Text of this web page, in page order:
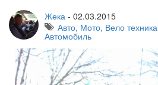
Жека - 02.03.2015
Авто, Мото, Вело техника
Автомобиль